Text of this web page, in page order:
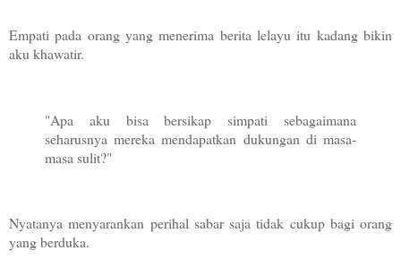
Empati pada orang yang menerima berita lelayu itu kadang bikin
aku khawatir.
"Apa aku bisa bersikap simpati sebagaimana
seharusnya mereka mendapatkan dukungan di masa-
masa sulit?"
Nyatanya menyarankan perihal sabar saja tidak cukup bagi orang
yang berduka.